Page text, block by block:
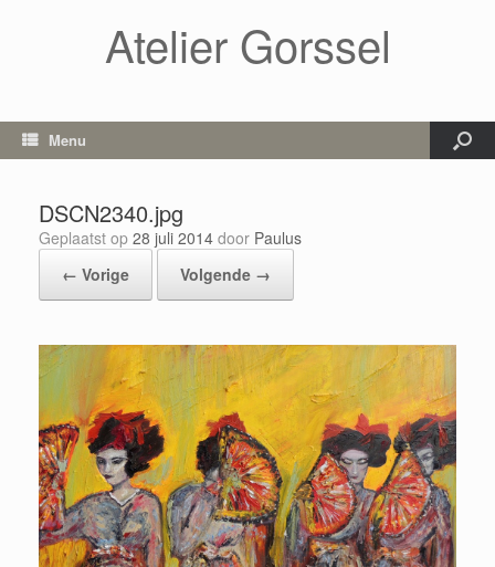
Atelier Gorssel
Menu
DSCN2340.jpg
Geplaatst op 28 juli 2014 door Paulus
← Vorige
Volgende →